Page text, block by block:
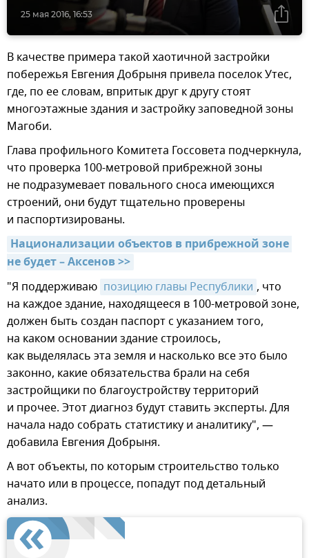
25 мая 2016, 16:53
В качестве примера такой хаотичной застройки
побережья Евгения Добрыня привела поселок Утес,
где, по ее словам, впритык друг к другу стоят
многоэтажные здания и застройку заповедной зоны
Магоби.
Глава профильного Комитета Госсовета подчеркнула,
что проверка 100-метровой прибрежной зоны
не подразумевает повального сноса имеющихся
строений, они будут тщательно проверены
и паспортизированы.
Национализации объектов в прибрежной зоне
не будет – Аксенов >>
"Я поддерживаю позицию главы Республики , что
на каждое здание, находящееся в 100-метровой зоне,
должен быть создан паспорт с указанием того,
на каком основании здание строилось,
как выделялась эта земля и насколько все это было
законно, какие обязательства брали на себя
застройщики по благоустройству территорий
и прочее. Этот диагноз будут ставить эксперты. Для
начала надо собрать статистику и аналитику", —
добавила Евгения Добрыня.
А вот объекты, по которым строительство только
начато или в процессе, попадут под детальный
анализ.